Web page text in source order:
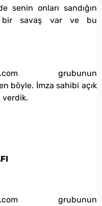
senin onları sandığın
bir savaş var ve bu
grubunun
böyle. İmza sahibi açık
verdik.
grubunun